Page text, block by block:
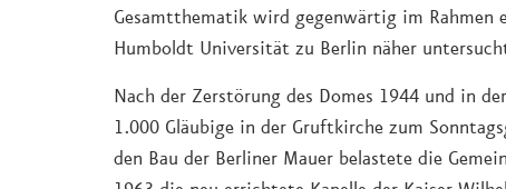
Gesamtthematik wird gegenwärtig im Rahmen
Humboldt Universität zu Berlin näher
Nach der Zerstörung des Domes 1944 und in
1.000 Gläubige in der Gruftkirche zum
den Bau der Berliner Mauer belastete die